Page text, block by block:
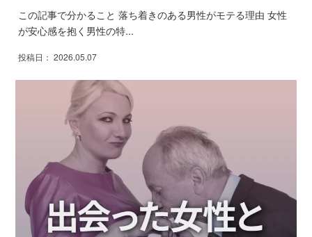
この記事で分かること 落ち着きのある男性がモテる理由 女性
が安心感を抱く男性の特...
投稿日： 2026.05.07